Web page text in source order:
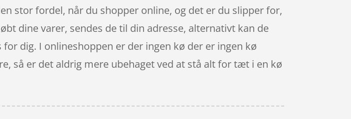
stor fordel, når du shopper online, og det er du slipper for,
dine varer, sendes de til din adresse, alternativt kan de
dig. I onlineshoppen er der ingen kø der er ingen kø
så er det aldrig mere ubehaget ved at stå alt for tæt i en kø